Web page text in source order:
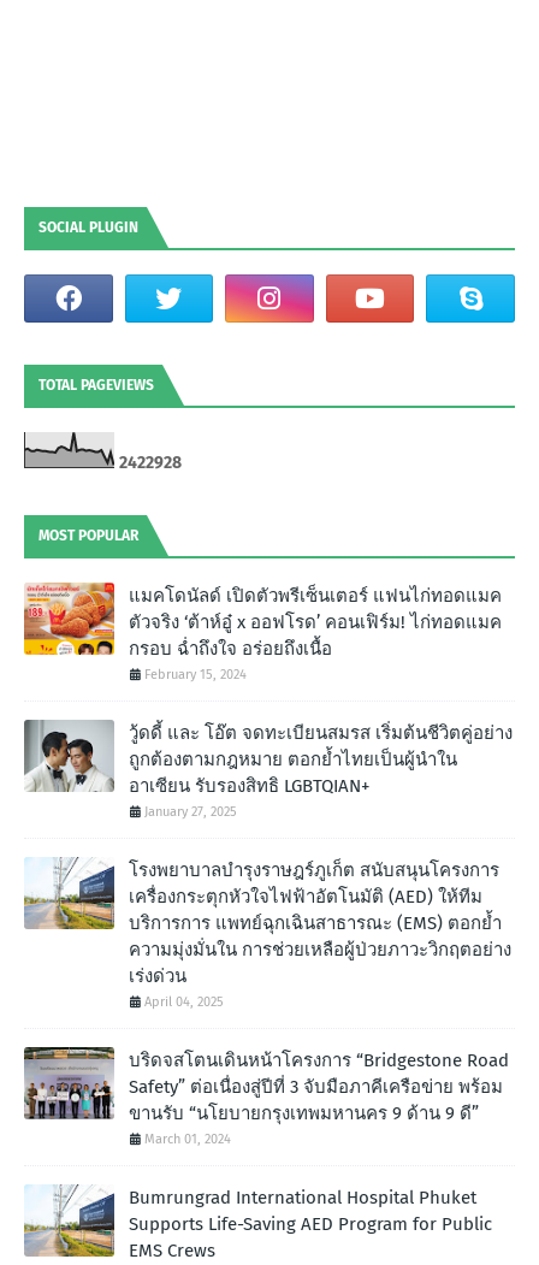
SOCIAL PLUGIN
TOTAL PAGEVIEWS
2422928
MOST POPULAR
แมคโดนัลด์ เปิดตัวพรีเซ็นเตอร์ แฟนไก่ทอดแมค
ตัวจริง ‘ต้าห์อู๋ x ออฟโรด’ คอนเฟิร์ม! ไก่ทอดแมค
กรอบ ฉํ่าถึงใจ อร่อยถึงเนื้อ
February 15, 2024
วู้ดดี้ และ โอ๊ต จดทะเบียนสมรส เริ่มต้นชีวิตคู่อย่าง
ถูกต้องตามกฎหมาย ตอกย้ำไทยเป็นผู้นำใน
อาเซียน รับรองสิทธิ LGBTQIAN+
January 27, 2025
โรงพยาบาลบำรุงราษฎร์ภูเก็ต สนับสนุนโครงการ
เครื่องกระตุกหัวใจไฟฟ้าอัตโนมัติ (AED) ให้ทีม
บริการการ แพทย์ฉุกเฉินสาธารณะ (EMS) ตอกย้ำ
ความมุ่งมั่นใน การช่วยเหลือผู้ป่วยภาวะวิกฤตอย่าง
เร่งด่วน
April 04, 2025
บริดจสโตนเดินหน้าโครงการ “Bridgestone Road
Safety” ต่อเนื่องสู่ปีที่ 3 จับมือภาคีเครือข่าย พร้อม
ขานรับ “นโยบายกรุงเทพมหานคร 9 ด้าน 9 ดี”
March 01, 2024
Bumrungrad International Hospital Phuket
Supports Life-Saving AED Program for Public
EMS Crews